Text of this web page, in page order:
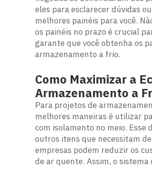
eles para esclarecer dúvidas
melhores painéis para você.
os painéis no prazo é crucial
garante que você obtenha os
armazenamento a frio.
Como Maximizar a
Armazenamento a
Para projetos de
melhores maneiras é utilizar
com isolamento no meio.
outros itens que necessitam
empresas podem reduzir os
de ar quente. Assim, o